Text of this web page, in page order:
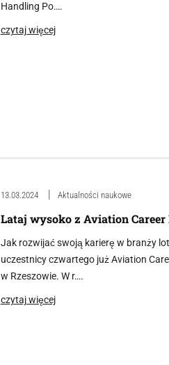
Handling Po….
czytaj więcej
13.03.2024 Aktualności naukowe
Lataj wysoko z Aviation Career
Jak rozwijać swoją karierę w branży
uczestnicy czwartego już Aviation
w Rzeszowie. W r….
czytaj więcej